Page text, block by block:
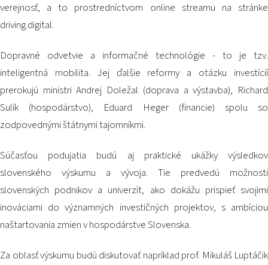
verejnosť, a to prostredníctvom online streamu na stránke
driving.digital.
Dopravné odvetvie a informačné technológie - to je tzv.
inteligentná mobilita. Jej ďalšie reformy a otázku investícií
prerokujú ministri Andrej Doležal (doprava a výstavba), Richard
Sulík (hospodárstvo), Eduard Heger (financie) spolu so
zodpovednými štátnymi tajomníkmi.
Súčasťou podujatia budú aj praktické ukážky výsledkov
slovenského výskumu a vývoja. Tie predvedú možnosti
slovenských podnikov a univerzít, ako dokážu prispieť svojimi
inováciami do významných investičných projektov, s ambíciou
naštartovania zmien v hospodárstve Slovenska.
Za oblasť výskumu budú diskutovať napríklad prof. Mikuláš Luptáčik